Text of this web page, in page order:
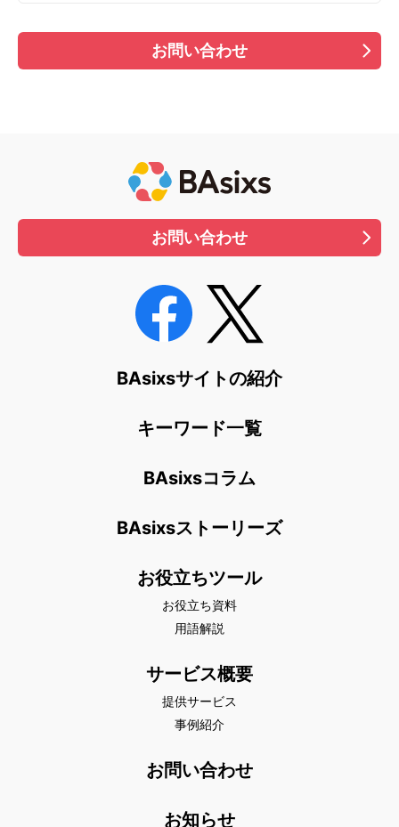
お問い合わせ
お問い合わせ
BAsixsサイトの紹介
キーワード一覧
BAsixsコラム
BAsixsストーリーズ
お役立ちツール
お役立ち資料
用語解説
サービス概要
提供サービス
事例紹介
お問い合わせ
お知らせ